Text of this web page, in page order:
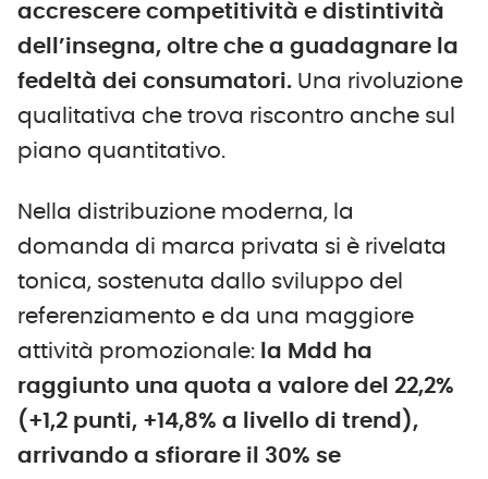
accrescere competitività e distintività
dell’insegna, oltre che a guadagnare la
fedeltà dei consumatori. Una rivoluzione
qualitativa che trova riscontro anche sul
piano quantitativo.
Nella distribuzione moderna, la
domanda di marca privata si è rivelata
tonica, sostenuta dallo sviluppo del
referenziamento e da una maggiore
attività promozionale: la Mdd ha
raggiunto una quota a valore del 22,2%
(+1,2 punti, +14,8% a livello di trend),
arrivando a sfiorare il 30% se